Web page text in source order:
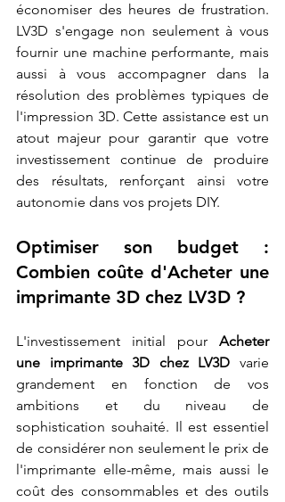
économiser des heures de frustration.
LV3D s'engage non seulement à vous
fournir une machine performante, mais
aussi à vous accompagner dans la
résolution des problèmes typiques de
l'impression 3D. Cette assistance est un
atout majeur pour garantir que votre
investissement continue de produire
des résultats, renforçant ainsi votre
autonomie dans vos projets DIY.
Optimiser son budget :
Combien coûte d'Acheter une
imprimante 3D chez LV3D ?
L'investissement initial pour Acheter
une imprimante 3D chez LV3D varie
grandement en fonction de vos
ambitions et du niveau de
sophistication souhaité. Il est essentiel
de considérer non seulement le prix de
l'imprimante elle-même, mais aussi le
coût des consommables et des outils